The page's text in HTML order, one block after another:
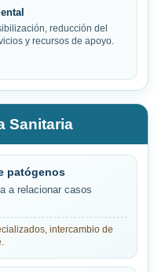
reducción del
y recursos de apoyo.
Sanitaria
patógenos
a relacionar casos
intercambio de